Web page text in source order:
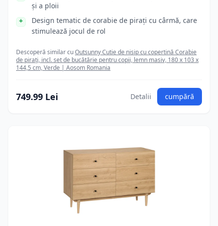
și a ploii
Design tematic de corabie de pirați cu cârmă, care
stimulează jocul de rol
Descoperă similar cuOutsunny Cutie de nisip cu copertină Corabie
de pirați, incl. set de bucătărie pentru copii, lemn masiv, 180 x 103 x
144,5 cm, Verde | Aosom Romania
749.99 Lei Detalii cumpără